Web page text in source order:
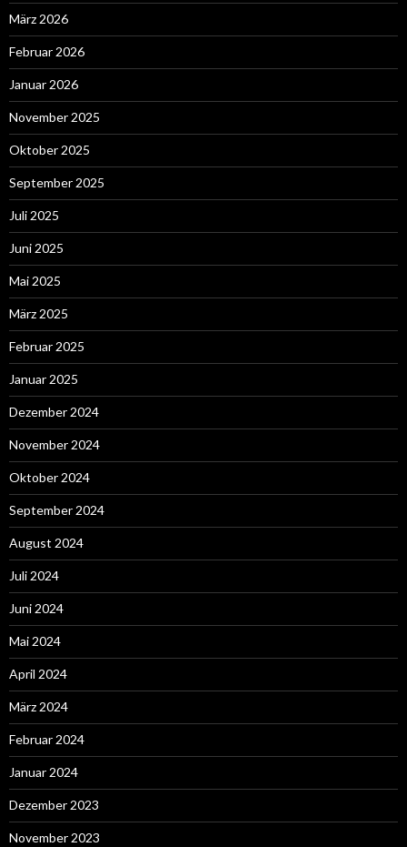
März 2026
Februar 2026
Januar 2026
November 2025
Oktober 2025
September 2025
Juli 2025
Juni 2025
Mai 2025
März 2025
Februar 2025
Januar 2025
Dezember 2024
November 2024
Oktober 2024
September 2024
August 2024
Juli 2024
Juni 2024
Mai 2024
April 2024
März 2024
Februar 2024
Januar 2024
Dezember 2023
November 2023